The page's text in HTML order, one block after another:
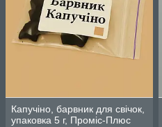
Капучіно, барвник для свічок,
упаковка 5 г, Проміс-Плюс